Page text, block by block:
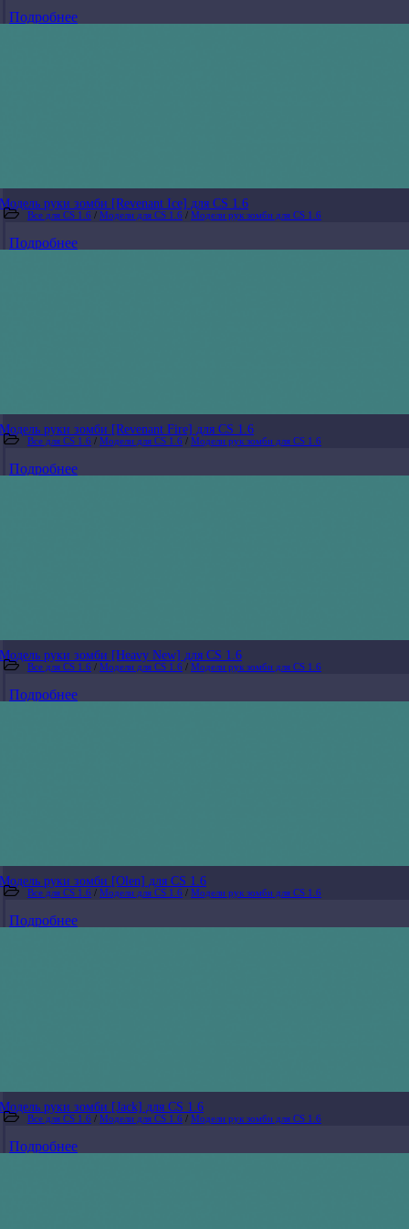
Подробнее
Модель руки зомби [Revenant Ice] для CS 1.6
Все для CS 1.6 / Модели для CS 1.6 / Модели рук зомби для CS 1.6
Подробнее
Модель руки зомби [Revenant Fire] для CS 1.6
Все для CS 1.6 / Модели для CS 1.6 / Модели рук зомби для CS 1.6
Подробнее
Модель руки зомби [Heavy New] для CS 1.6
Все для CS 1.6 / Модели для CS 1.6 / Модели рук зомби для CS 1.6
Подробнее
Модель руки зомби [Olen] для CS 1.6
Все для CS 1.6 / Модели для CS 1.6 / Модели рук зомби для CS 1.6
Подробнее
Модель руки зомби [Jack] для CS 1.6
Все для CS 1.6 / Модели для CS 1.6 / Модели рук зомби для CS 1.6
Подробнее